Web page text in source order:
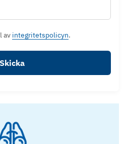
av integritetspolicyn.
Skicka